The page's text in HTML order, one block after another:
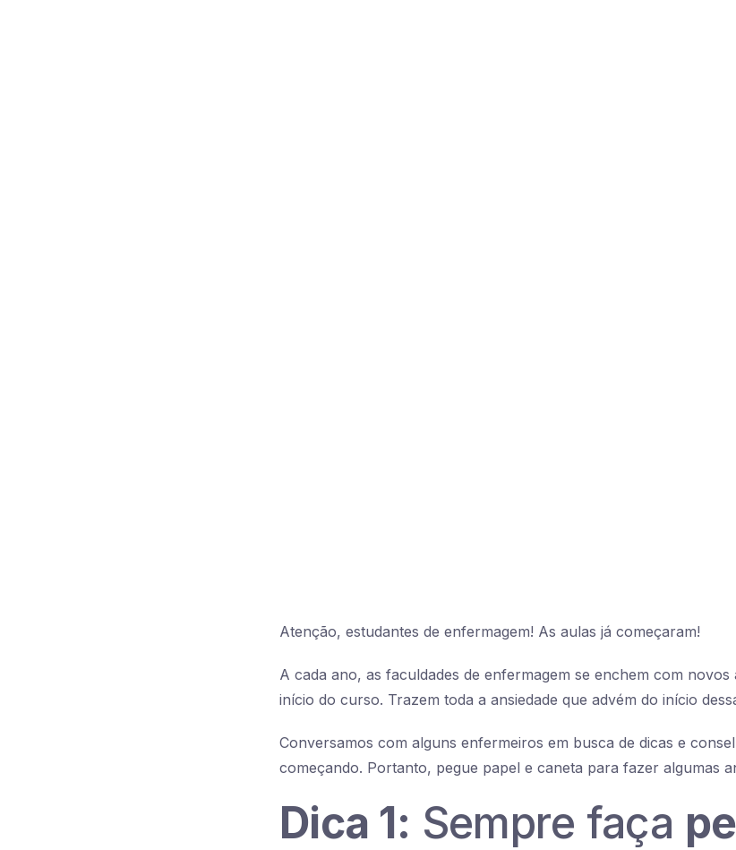
Atenção, estudantes de enfermagem! As aulas já começaram!
A cada ano, as faculdades de enfermagem se enchem com
início do curso. Trazem toda a ansiedade que advém do início
Conversamos com alguns enfermeiros em busca de dicas e
começando. Portanto, pegue papel e caneta para fazer algumas
Dica 1: Sempre faça